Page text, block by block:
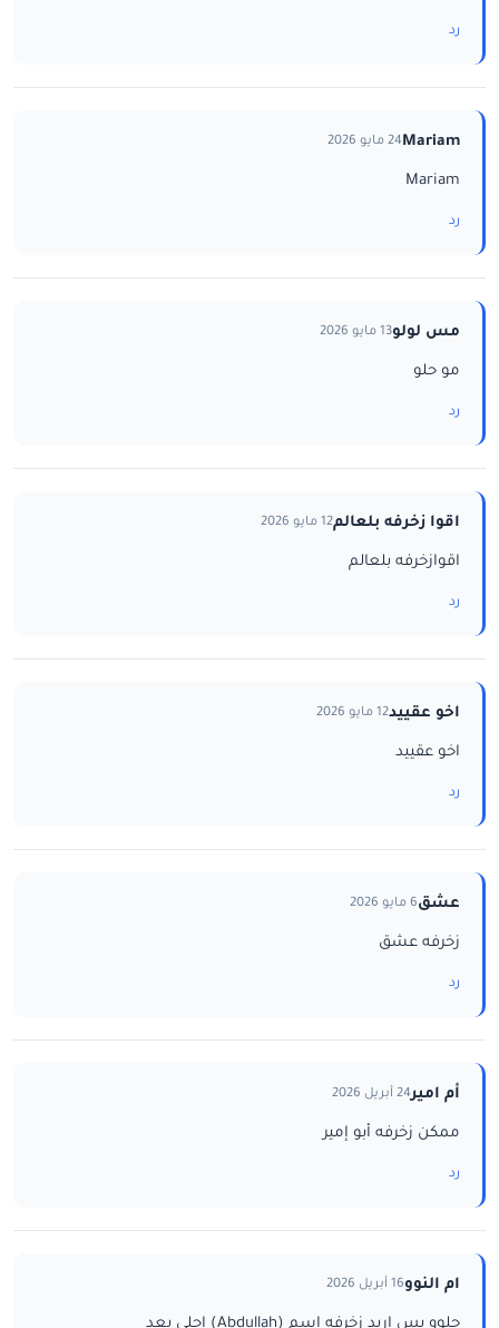
رد
Mariam24 مايو 2026
Mariam
رد
مس لولو13 مايو 2026
مو حلو
رد
اقوا زخرفه بلعالم12 مايو 2026
اقوازخرفه بلعالم
رد
اخو عقييد12 مايو 2026
اخو عقييد
رد
عشق6 مايو 2026
زخرفه عشق
رد
أم امير24 أبريل 2026
ممكن زخرفه أبو إمير
رد
ام النوو16 أبريل 2026
حلوو بس اريد زخرفه اسم (Abdullah) احلى بعد